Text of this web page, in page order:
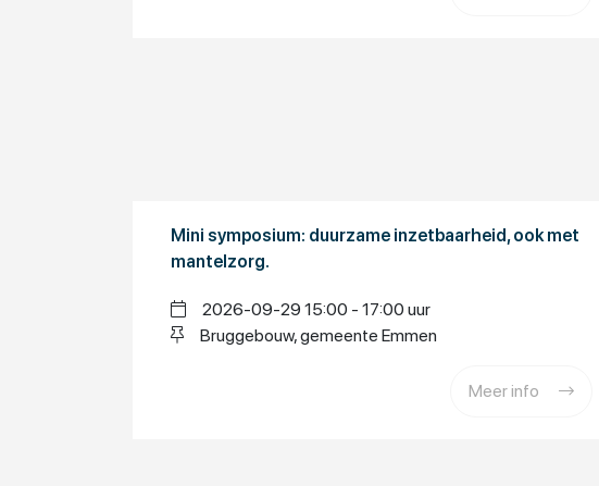
Mini symposium: duurzame inzetbaarheid, ook met
mantelzorg.
2026-09-29 15:00 - 17:00 uur
Bruggebouw, gemeente Emmen
Meer info